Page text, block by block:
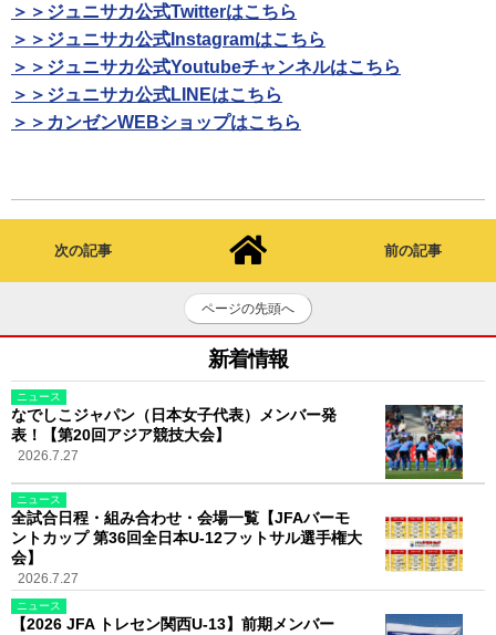
＞＞ジュニサカ公式Twitterはこちら
＞＞ジュニサカ公式Instagramはこちら
＞＞ジュニサカ公式Youtubeチャンネルはこちら
＞＞ジュニサカ公式LINEはこちら
＞＞カンゼンWEBショップはこちら
次の記事 前の記事
ページの先頭へ
新着情報
ニュース
なでしこジャパン（日本女子代表）メンバー発
表！【第20回アジア競技大会】
2026.7.27
ニュース
全試合日程・組み合わせ・会場一覧【JFAバーモ
ントカップ 第36回全日本U-12フットサル選手権大
会】
2026.7.27
ニュース
【2026 JFA トレセン関西U-13】前期メンバー